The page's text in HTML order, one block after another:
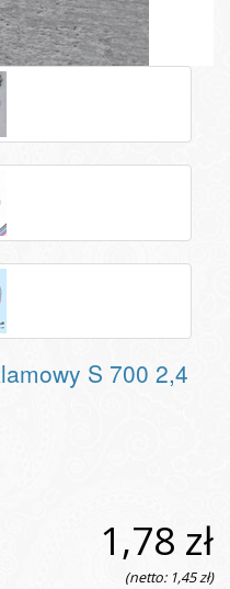
S 700 2,4
1,78 zł
(netto: 1,45 zł)